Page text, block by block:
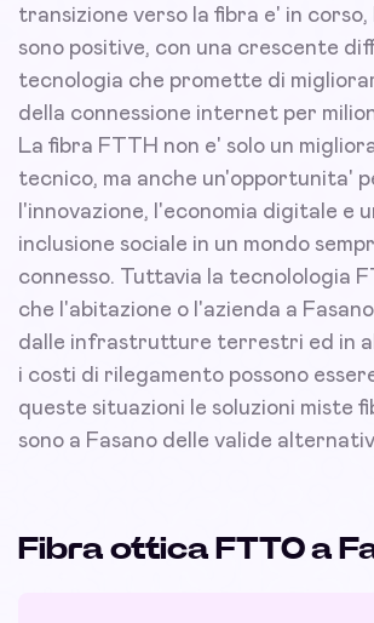
transizione verso la fibra e' in
sono positive, con una crescente
tecnologia che promette di
della connessione internet per
La fibra FTTH non e' solo un
tecnico, ma anche un'opportunita'
l'innovazione, l'economia digitale e
inclusione sociale in un mondo
connesso. Tuttavia la tecnolologia
che l'abitazione o l'azienda a
dalle infrastrutture terrestri ed in
i costi di rilegamento possono
queste situazioni le soluzioni miste
sono a Fasano delle valide
Fibra ottica FTTO a